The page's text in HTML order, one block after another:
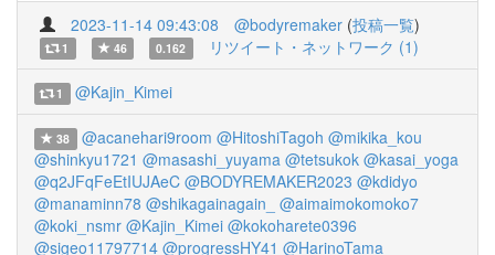
2023-11-14 09:43:08 @bodyremaker (投稿一覧)
1 46 0.162 リツイート・ネットワーク (1)
1 @Kajin_Kimei
38 @acanehari9room @HitoshiTagoh @mikika_kou
@shinkyu1721 @masashi_yuyama @tetsukok @kasai_yoga
@q2JFqFeEtIUJAeC @BODYREMAKER2023 @kdidyo
@manaminn78 @shikagainagain_
@aimaimokomoko7
@koki_nsmr @Kajin_Kimei @kokoharete0396
@sigeo11797714 @progressHY41 @HarinoTama